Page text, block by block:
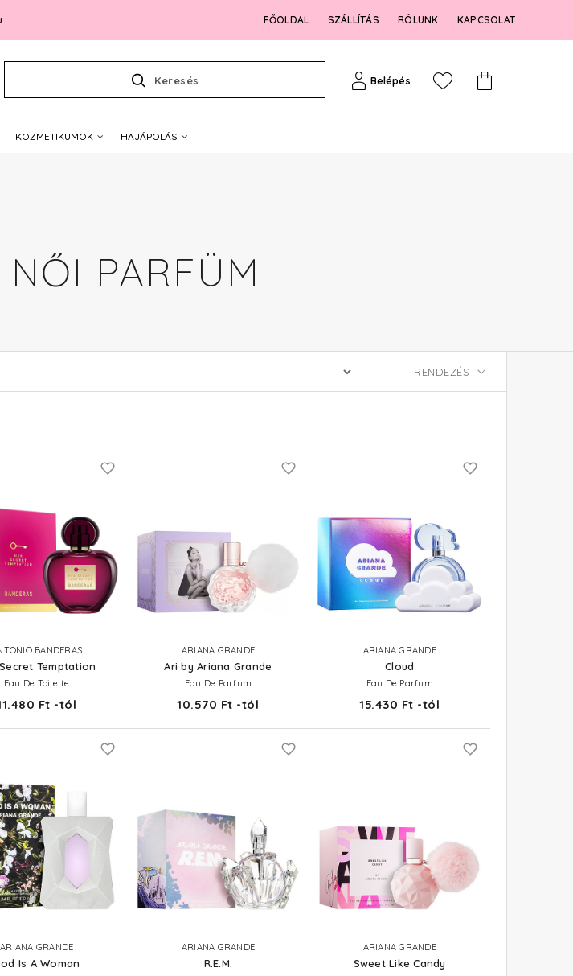
FŐOLDAL SZÁLLÍTÁS RÓLUNK KAPCSOLAT
Keresés Belépés
KOZMETIKUMOK HAJÁPOLÁS
PARFÜM
BANDERAS
Temptation
Eau De Toilette
Ft -tól
ARIANA GRANDE
Ari by Ariana Grande
Eau De Parfum
10.570 Ft -tól
ARIANA GRANDE
Cloud
Eau De Parfum
15.430 Ft -tól
ARIANA GRANDE
Is A Woman
ARIANA GRANDE
R.E.M.
ARIANA GRANDE
Sweet Like Candy